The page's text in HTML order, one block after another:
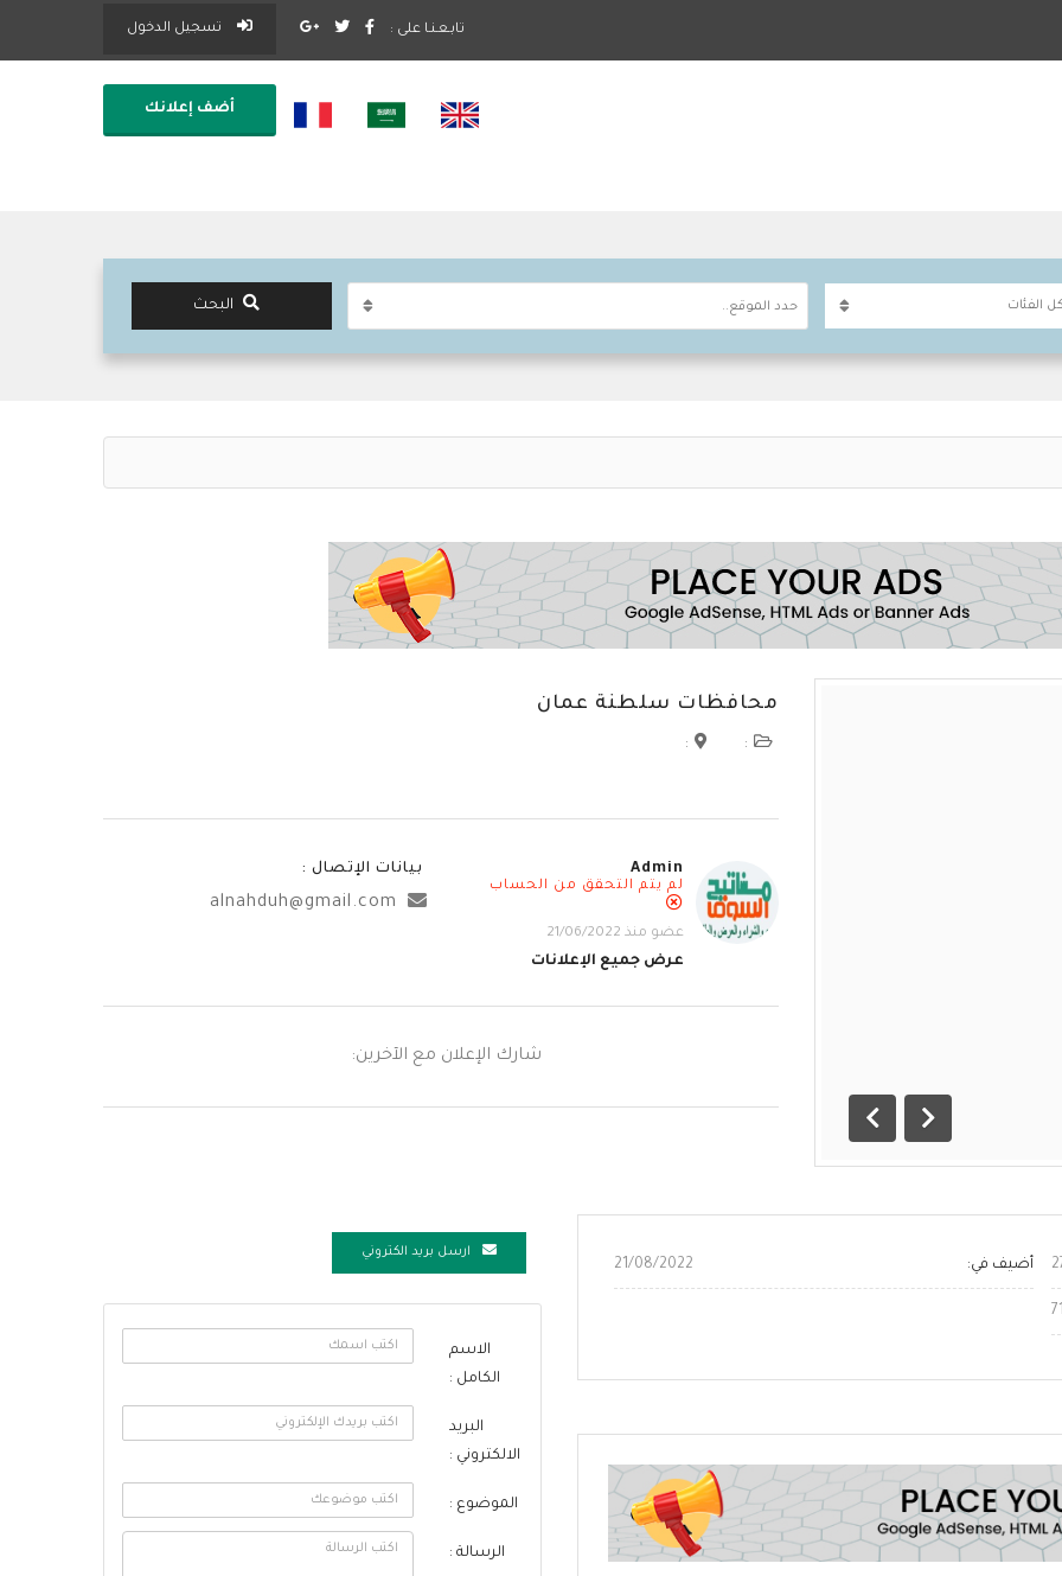
تسجيل الدخول تابـعـنـا على :
أضف إعلانك
حدد الموقع.. البحث
السابقالتالي
محافظات سلطنة عمان
:
:
Admin
لم يتم التحقق من الحساب
عضو منذ 21/06/2022
عرض جميع الإعلانات
بيانات الإتصال :
alnahduh@gmail.com
شارك الإعلان مع الآخرين:
أضيف في: 21/08/2022
ارسل بريد الكتروني
الاسم
الكامل :
البريد
الالكتروني :
الموضوع :
الرسالة :